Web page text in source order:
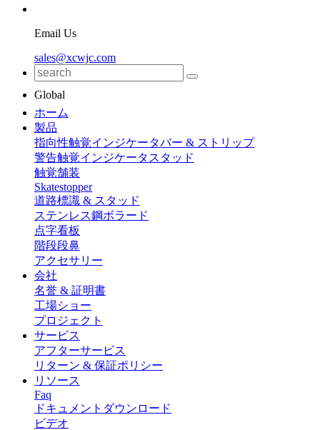
Email Us
sales@xcwjc.com
Global
ホーム
製品
指向性触覚インジケータバー & ストリップ
警告触覚インジケータスタッド
触覚舗装
Skatestopper
道路標識 & スタッド
ステンレス鋼ボラード
点字看板
階段段鼻
アクセサリー
会社
名誉 & 証明書
工場ショー
プロジェクト
サービス
アフターサービス
リターン & 保証ポリシー
リソース
Faq
ドキュメントダウンロード
ビデオ